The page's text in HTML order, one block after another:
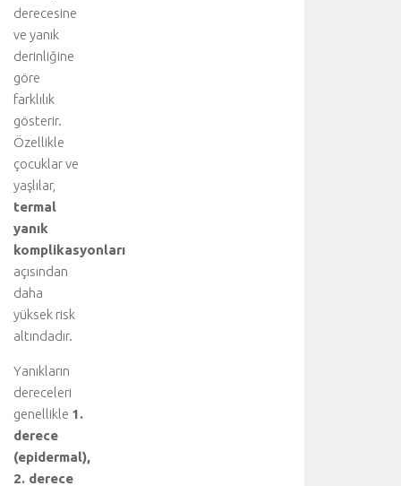
derecesine
ve yanık
derinliğine
göre
farklılık
gösterir.
Özellikle
çocuklar ve
yaşlılar,
termal
yanık
komplikasyonları
açısından
daha
yüksek risk
altındadır.
Yanıkların
dereceleri
genellikle 1.
derece
(epidermal),
2. derece